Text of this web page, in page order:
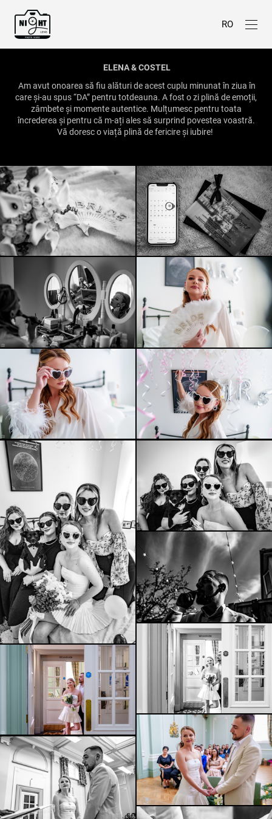
RO
ELENA & COSTEL
Amavut onoarea să fiu alături de acest cuplu minunat în ziua în
care și-au spus “DA” pentru totdeauna. A fost o zi plină de emoții,
zâmbete și momente autentice. Mulțumesc pentru toata
încrederea și pentru că m-ați ales să surprind povestea voastră.
Vă doresc o viață plină de fericire și iubire!